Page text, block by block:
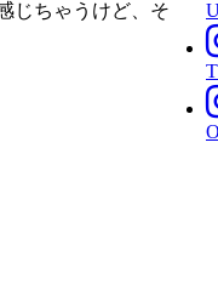
T
じちゃうけど、そ